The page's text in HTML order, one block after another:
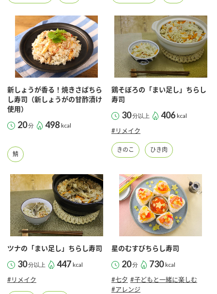
炊き込みご飯の素 米飯用調味液
納豆 Fibee
三ツ判山吹
千夜
スペシャルサイト
お酢を知ろう！
すしラボ
納豆の豆知識
鍋奉行マニュアル
ロングセラー商品 ＋ おすすめレシピ
人気商品 ＋ おすすめレシピ
ZENB initiative
MIM（ミツカンミュージアム）
各部門が大切にしていること
おいしさと健康への取り組み
お客様の声をいかしました
販売終了製品のご案内
よくあるご質問
お問い合わせ
地図から取り扱い店舗を探す
業務用サイト ミツカングループについて 製造所固有記号一覧
新しょうが香る！焼きさばちら
し寿司（新しょうがの甘酢漬け
使用）
20分 498 kcal
鯖
鶏そぼろの「まい足し」ちらし
寿司
30分以上 406 kcal
#リメイク
きのこ ひき肉
ツナの「まい足し」ちらし寿司
30分以上 447 kcal
#リメイク
星のむすびちらし寿司
20分 730 kcal
#七夕 #子どもと一緒に楽しむ
#アレンジ